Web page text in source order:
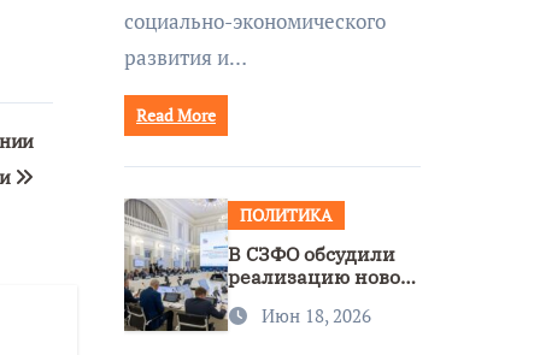
социально-экономического
развития и…
Read More
ПОЛИТИКА
В СЗФО обсудили
реализацию новой
нацполитики
Июн 18, 2026